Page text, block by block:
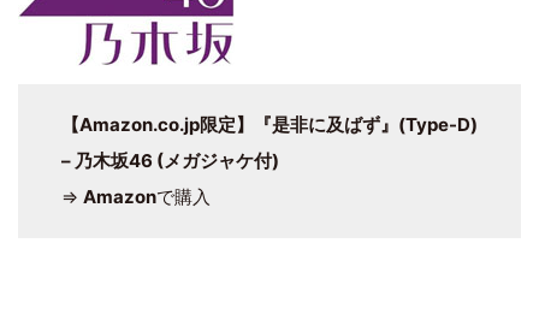
【Amazon.co.jp限定】 『是非に及ばず』 (Type-D)
– 乃木坂46 (メガジャケ付)
⇒ Amazonで購入